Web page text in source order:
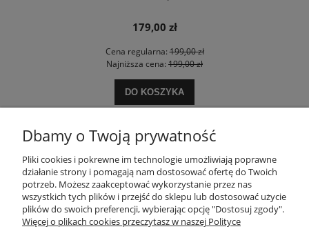
179,00 zł
Cena regularna:199,00 zł
Najniższa cena: 199,00 zł
DO KOSZYKA
POMOC
MOJE KONTO
Dbamy o Twoją prywatność
Pliki cookies i pokrewne im technologie umożliwiają poprawne
działanie strony i pomagają nam dostosować ofertę do Twoich
potrzeb. Możesz zaakceptować wykorzystanie przez nas
wszystkich tych plików i przejść do sklepu lub dostosować użycie
plików do swoich preferencji, wybierając opcję "Dostosuj zgody".
Więcej o plikach cookies przeczytasz w naszej Polityce